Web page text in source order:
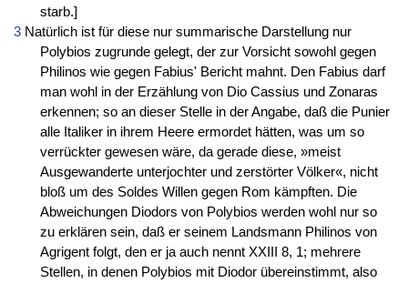
starb.]
3Natürlich ist für diese nur summarische Darstellung nur
Polybios zugrunde gelegt, der zur Vorsicht sowohl gegen
Philinos wie gegen Fabius' Bericht mahnt. Den Fabius darf
man wohl in der Erzählung von Dio Cassius und Zonaras
erkennen; so an dieser Stelle in der Angabe, daß die Punier
alle Italiker in ihrem Heere ermordet hätten, was um so
verrückter gewesen wäre, da gerade diese, »meist
Ausgewanderte unterjochter und zerstörter Völker«, nicht
bloß um des Soldes Willen gegen Rom kämpften. Die
Abweichungen Diodors von Polybios werden wohl nur so
zu erklären sein, daß er seinem Landsmann Philinos von
Agrigent folgt, den er ja auch nennt XXIII 8, 1; mehrere
Stellen, in denen Polybios mit Diodor übereinstimmt, also